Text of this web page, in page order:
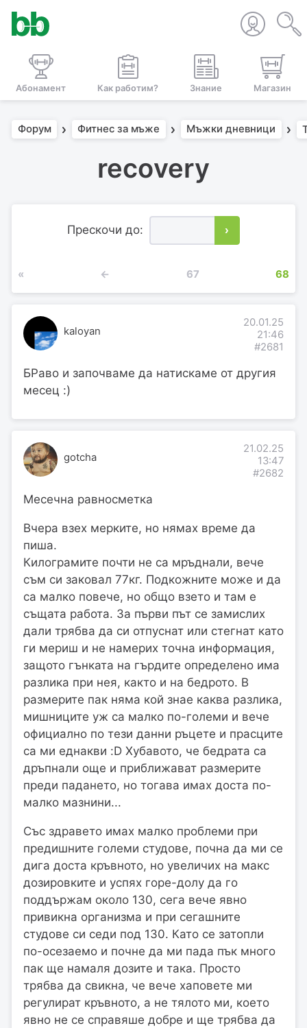
Абонамент Как работим? Знание Магазин
Форум Фитнес за мъже Мъжки дневници
recоvery
Прескочи до: ›
« ← 67 68
kaloyan
20.01.25
21:46
#2681
БРаво и започваме да натискаме от другия
месец :)
gotcha
21.02.25
13:47
#2682
Месечна равносметка
Вчера взех мерките, но нямах време да
пиша.
Килограмите почти не са мръднали, вече
съм си заковал 77кг. Подкожните може и да
са малко повече, но общо взето и там е
същата работа. За първи път се замислих
дали трябва да си отпуснат или стегнат като
ги мериш и не намерих точна информация,
защото гънката на гърдите определено има
разлика при нея, както и на бедрото. В
размерите пак няма кой знае каква разлика,
мишниците уж са малко по-големи и вече
официално по тези данни ръцете и прасците
са ми еднакви :D Хубавото, че бедрата са
дръпнали още и приближават размерите
преди падането, но тогава имах доста по-
малко мазнини...
Със здравето имах малко проблеми при
предишните големи студове, почна да ми се
дига доста кръвното, но увеличих на макс
дозировките и успях горе-долу да го
поддържам около 130, сега вече явно
привикна организма и при сегашните
студове си седи под 130. Като се затопли
по-осезаемо и почне да ми пада пък много
пак ще намаля дозите и така. Просто
трябва да свикна, че вече хаповете ми
регулират кръвното, а не тялото ми, което
явно не се справяше добре и ще трябва да